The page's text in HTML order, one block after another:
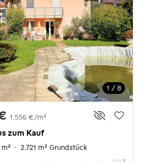
1 / 8
1.556 €/m²
zum Kauf
· 2.721 m² Grundstück